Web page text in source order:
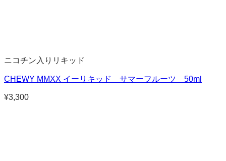
ニコチン入りリキッド
CHEWY MMXX イーリキッド サマーフルーツ 50ml
¥3,300